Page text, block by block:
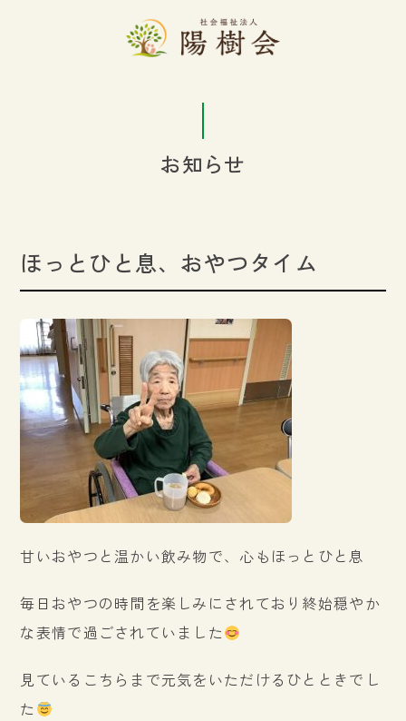
お知らせ
ほっとひと息、おやつタイム
甘いおやつと温かい飲み物で、心もほっとひと息
毎日おやつの時間を楽しみにされており終始穏やか
な表情で過ごされていました
見ているこちらまで元気をいただけるひとときでし
た